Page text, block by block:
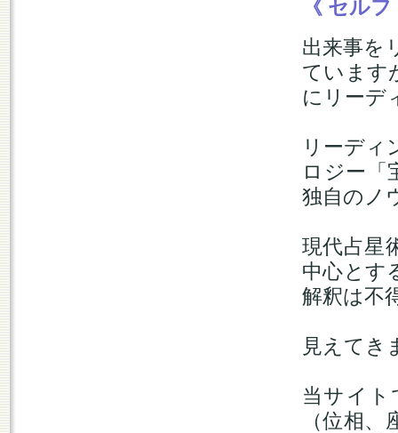
《 セル
出来事を
ています
にリーデ
リーディ
ロジー「
独自のノ
現代占星
中心とす
解釈は不
見えてき
当サイト
（位相